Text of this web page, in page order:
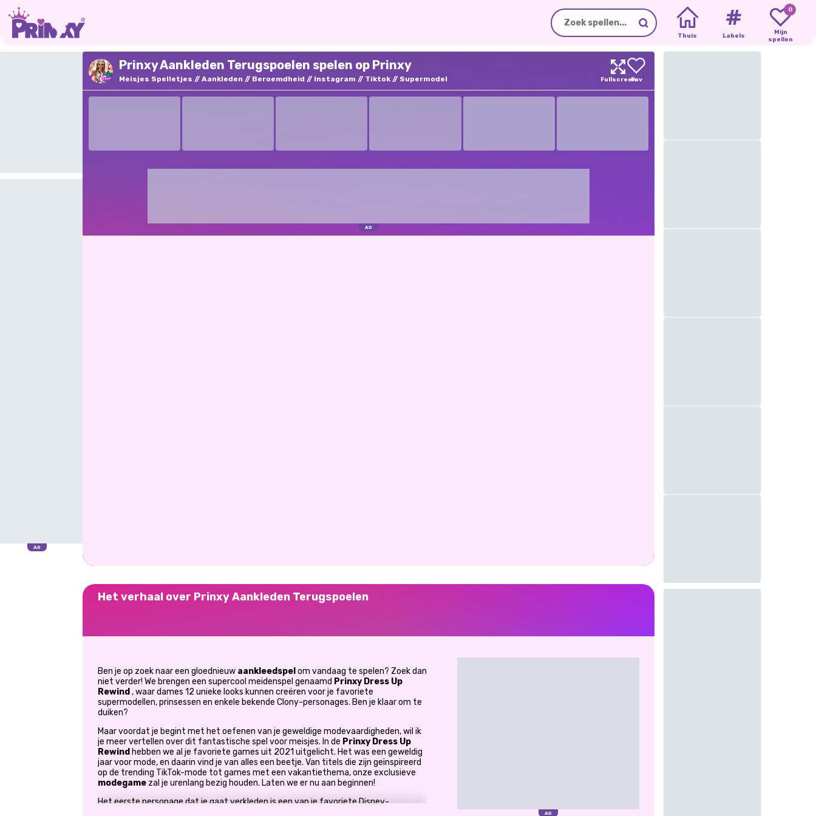
Thuis Labels
0
Mijn
spellen
Prinxy Aankleden Terugspoelen spelen op Prinxy
Meisjes Spelletjes Aankleden Beroemdheid Instagram Tiktok Supermodel
Het verhaal over Prinxy Aankleden Terugspoelen
Ben je op zoek naar een gloednieuw aankleedspel om vandaag te spelen? Zoek dan
niet verder! We brengen een supercool meidenspel genaamd Prinxy Dress Up
Rewind , waar dames 12 unieke looks kunnen creëren voor je favoriete
supermodellen, prinsessen en enkele bekende Clony-personages. Ben je klaar om te
duiken?
Maar voordat je begint met het oefenen van je geweldige modevaardigheden, wil ik
je meer vertellen over dit fantastische spel voor meisjes. In de Prinxy Dress Up
Rewind hebben we al je favoriete games uit 2021 uitgelicht. Het was een geweldig
jaar voor mode, en daarin vind je van alles een beetje. Van titels die zijn geïnspireerd
op de trending TikTok-mode tot games met een vakantiethema, onze exclusieve
modegame zal je urenlang bezig houden. Laten we er nu aan beginnen!
Het eerste personage dat je gaat verkleden is een van je favoriete Disney-